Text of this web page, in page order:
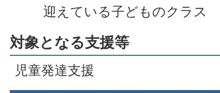
迎えている子どものクラス
対象となる支援等
児童発達支援